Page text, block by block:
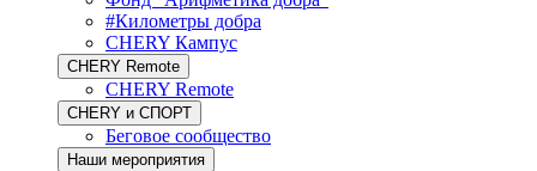
#Километры добра
CHERY Кампус
CHERY Remote
CHERY Remote
CHERY и СПОРТ
Беговое сообщество
Наши мероприятия